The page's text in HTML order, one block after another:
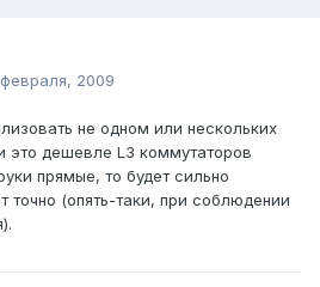
февраля, 2009
не одном или нескольких
это дешевле L3 коммутаторов
прямые, то будет сильно
точно (опять-таки, при соблюдении